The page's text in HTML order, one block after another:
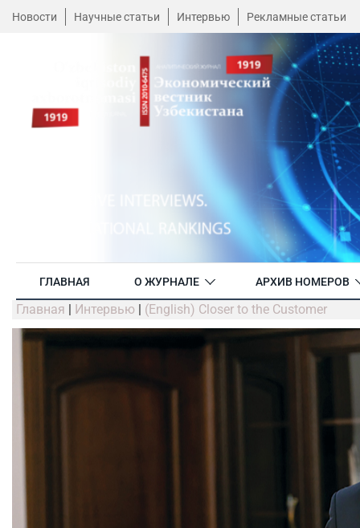
Новости Научные статьи Интервью Рекламные статьи
ГЛАВНАЯ О ЖУРНАЛЕ АРХИВ НОМЕРОВ
Главная | Интервью | (English) Closer to the Customer